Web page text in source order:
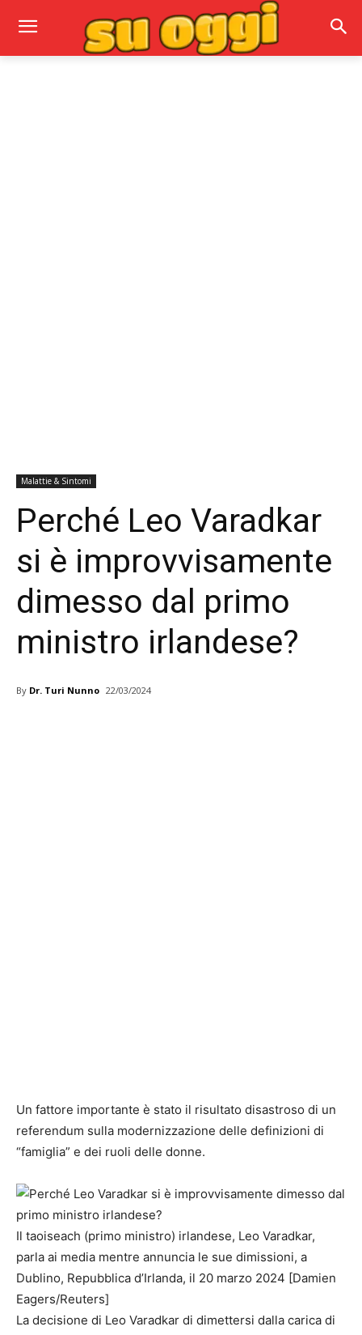
Malattie & Sintomi
Perché Leo Varadkar
si è improvvisamente
dimesso dal primo
ministro irlandese?
By Dr. Turi Nunno 22/03/2024
Un fattore importante è stato il risultato disastroso di un
referendum sulla modernizzazione delle definizioni di
“famiglia” e dei ruoli delle donne.
Il taoiseach (primo ministro) irlandese, Leo Varadkar,
parla ai media mentre annuncia le sue dimissioni, a
Dublino, Repubblica d’Irlanda, il 20 marzo 2024 [Damien
Eagers/Reuters]
La decisione di Leo Varadkar di dimettersi dalla carica di